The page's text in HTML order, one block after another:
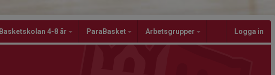
Basketskolan 4-8 år ParaBasket Arbetsgrupper Logga in